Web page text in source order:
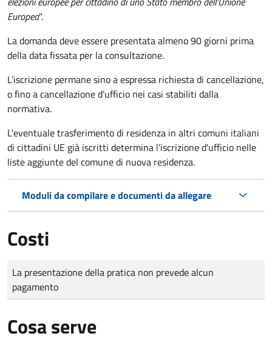
Europea".
La domanda deve essere presentata almeno 90 giorni prima
della data fissata per la consultazione.
L’iscrizione permane sino a espressa richiesta di cancellazione,
o fino a cancellazione d’ufficio nei casi stabiliti dalla
normativa.
L'eventuale trasferimento di residenza in altri comuni italiani
di cittadini UE già iscritti determina l'iscrizione d'ufficio nelle
liste aggiunte del comune di nuova residenza.
Moduli da compilare e documenti da allegare
Costi
Tipo di pagamento
Importo
La presentazione della pratica non prevede alcun
pagamento
Cosa serve